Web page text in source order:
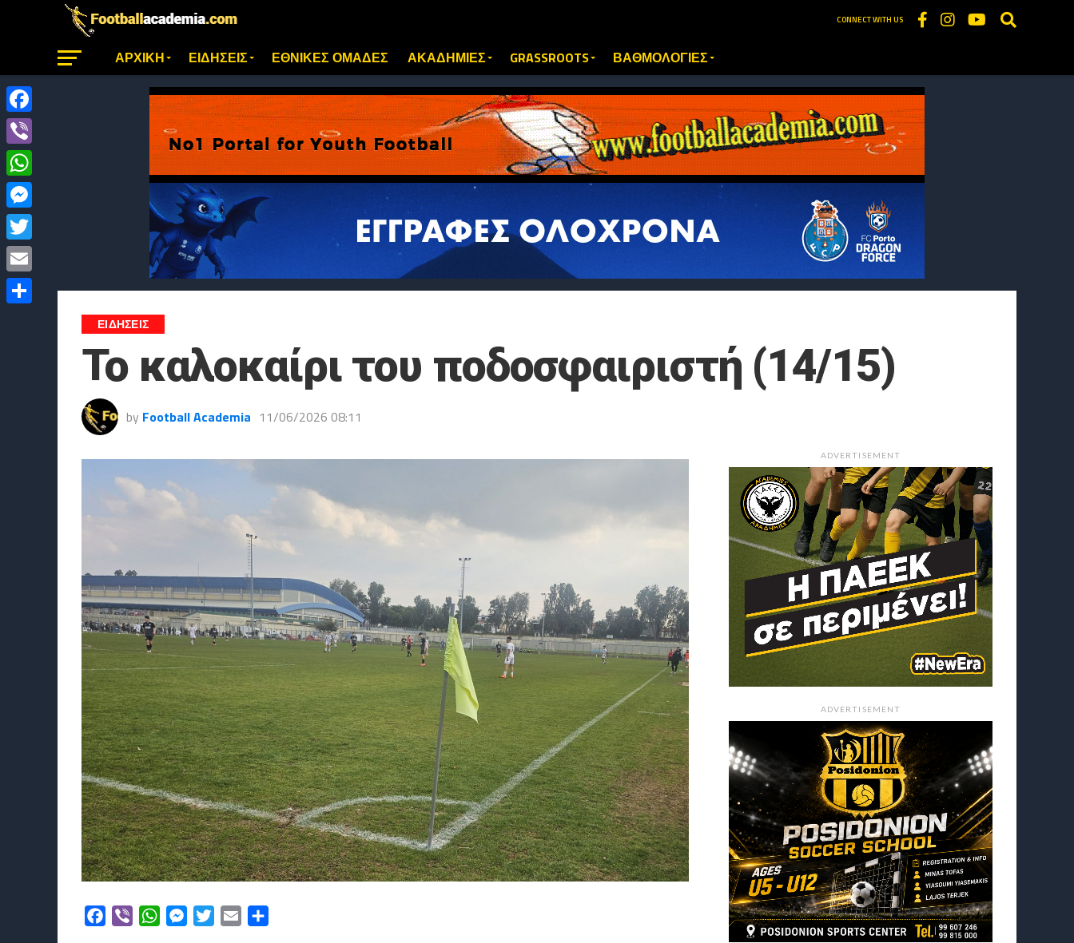
CONNECT WITH US
ΑΡΧΙΚΗ ΕΙΔΗΣΕΙΣ ΕΘΝΙΚΕΣ ΟΜΑΔΕΣ ΑΚΑΔΗΜΙΕΣ GRASSROOTS ΒΑΘΜΟΛΟΓΙΕΣ
ΕΙΔΗΣΕΙΣ
Το καλοκαίρι του ποδοσφαιριστή (14/15)
by Football Academia 11/06/2026 08:11
Facebook
Viber WhatsAppMessengerTwitterEmail
ADVERTISEMENT
ADVERTISEMENT
Facebook
Viber
WhatsApp
Messenger
Twitter
Email